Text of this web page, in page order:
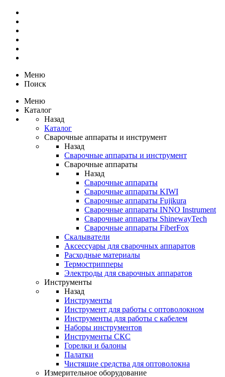
Меню
Поиск
Меню
Каталог
Назад
Каталог
Сварочные аппараты и инструмент
Назад
Сварочные аппараты и инструмент
Сварочные аппараты
Назад
Сварочные аппараты
Сварочные аппараты KIWI
Сварочные аппараты Fujikura
Сварочные аппараты INNO Instrument
Сварочные аппараты ShinewayTech
Cварочные аппараты FiberFox
Скалыватели
Аксессуары для сварочных аппаратов
Расходные материалы
Термострипперы
Электроды для сварочных аппаратов
Инструменты
Назад
Инструменты
Инструмент для работы с оптоволокном
Инструменты для работы с кабелем
Наборы инструментов
Инструменты СКС
Горелки и балоны
Палатки
Чистящие средства для оптоволокна
Измерительное оборудование